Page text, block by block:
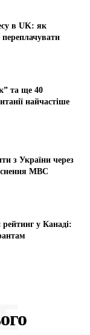
в UK: як
переплачувати
та ще 40
найчастіше
з України через
МВС
у Канаді: